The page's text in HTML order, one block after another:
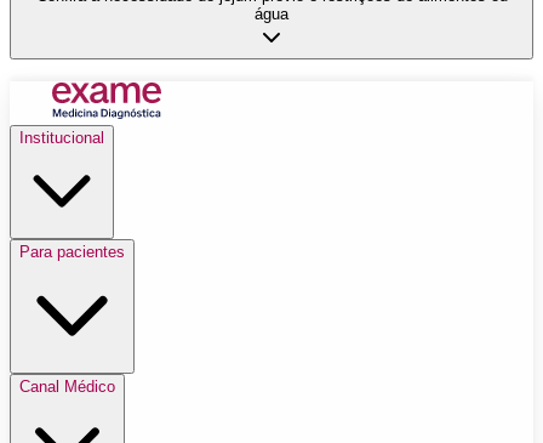
água
Institucional
Para pacientes
Canal Médico